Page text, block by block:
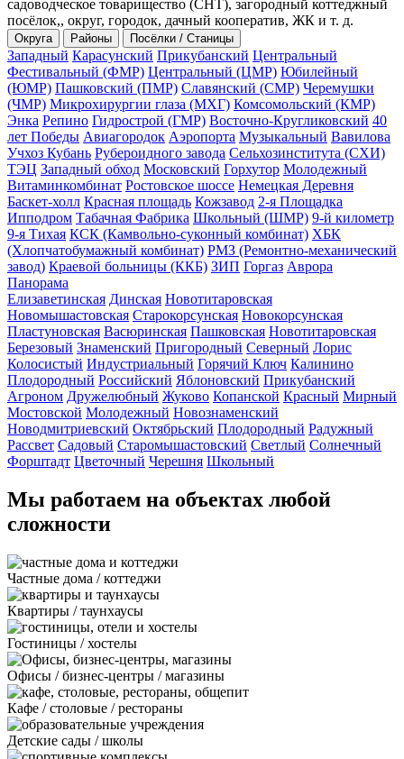
садоводческое товарищество (СНТ), загородный коттеджный
посёлок,, округ, городок, дачный кооператив, ЖК и т. д.
Округа Районы Посёлки / Станицы
Западный Карасунский Прикубанский Центральный
Фестивальный (ФМР) Центральный (ЦМР) Юбилейный
(ЮМР) Пашковский (ПМР) Славянский (СМР) Черемушки
(ЧМР) Микрохирургии глаза (МХГ) Комсомольский (КМР)
Энка Репино Гидрострой (ГМР) Восточно-Кругликовский 40
лет Победы Авиагородок Аэропорта Музыкальный Вавилова
Учхоз Кубань Рубероидного завода Сельхозинститута (СХИ)
ТЭЦ Западный обход Московский Горхутор Молодежный
Витаминкомбинат Ростовское шоссе Немецкая Деревня
Баскет-холл Красная площадь Кожзавод 2-я Площадка
Ипподром Табачная Фабрика Школьный (ШМР) 9-й километр
9-я Тихая КСК (Камвольно-суконный комбинат) ХБК
(Хлопчатобумажный комбинат) РМЗ (Ремонтно-механический
завод) Краевой больницы (ККБ) ЗИП Горгаз Аврора
Панорама
Елизаветинская Динская Новотитаровская
Новомышастовская Старокорсунская Новокорсунская
Пластуновская Васюринская Пашковская Новотитаровская
Березовый Знаменский Пригородный Северный Лорис
Колосистый Индустриальный Горячий Ключ Калинино
Плодородный Российский Яблоновский Прикубанский
Агроном Дружелюбный Жуково Копанской Красный Мирный
Мостовской Молодежный Новознаменский
Новодмитриевский Октябрьский Плодородный Радужный
Рассвет Садовый Старомышастовский Светлый Солнечный
Форштадт Цветочный Черешня Школьный
Мы работаем на объектах любой
сложности
Частные дома / коттеджи
Квартиры / таунхаусы
Гостиницы / хостелы
Офисы / бизнес-центры / магазины
Кафе / столовые / рестораны
Детские сады / школы